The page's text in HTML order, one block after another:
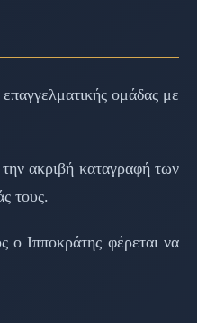
ομάδας με
ακριβή καταγραφή των
τους.
ο Ιπποκράτης φέρεται να